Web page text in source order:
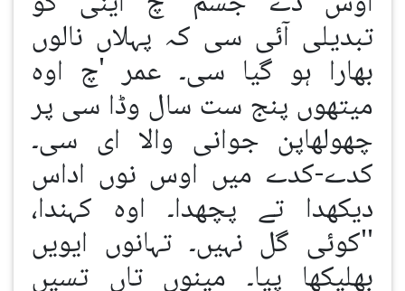
تبدیلی آئی سی کہ پہلاں نالوں
بھارا ہو گیا سی۔ عمر 'چ اوہ
میتھوں پنج ست سال وڈا سی پر
چھولھاپن جوانی والا ای سی۔
کدے-کدے میں اوس نوں اداس
دیکھدا تے پچھدا۔ اوہ کہندا،
''کوئی گل نہیں۔ تہانوں ایویں
بھلیکھا پیا۔ مینوں تاں تسیں